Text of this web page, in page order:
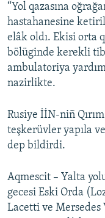
Русский
Українською
QOŞULIÑIZ!
RFE/RS bütün
“Yol qazasına
hastahanesine
elâk oldı. Ekisi orta
bölüginde kerekli
ambulatoriya
nazirlikte.
Rusiye İİN-niñ
teşkerüvler yapıla
dep bildirdi.
Aqmescit – Yalta
gecesi Eski Orda
Lacetti ve Mersedes